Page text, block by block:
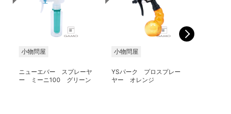
小物問屋
ニューエバー スプレーヤ
ー ミーニ100 グリーン
小物問屋
YSパーク プロスプレー
ヤー オレンジ